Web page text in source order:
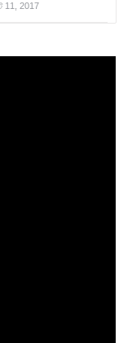
11, 2017